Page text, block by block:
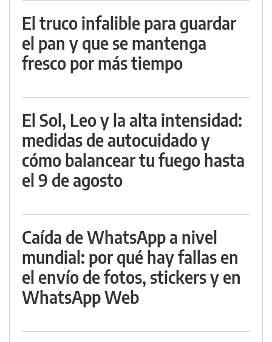
El truco infalible para guardar
el pan y que se mantenga
fresco por más tiempo
El Sol, Leo y la alta intensidad:
medidas de autocuidado y
cómo balancear tu fuego hasta
el 9 de agosto
Caída de WhatsApp a nivel
mundial: por qué hay fallas en
el envío de fotos, stickers y en
WhatsApp Web